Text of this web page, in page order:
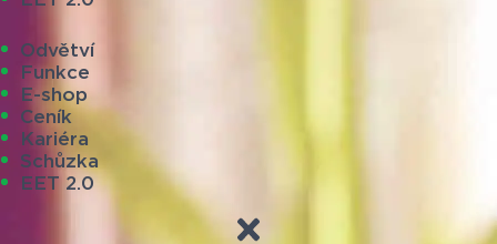
Odvětví
Funkce
E-shop
Ceník
Kariéra
Schůzka
EET 2.0